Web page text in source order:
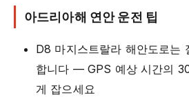
아드리아해 연안 운전 팁
D8 마지스트랄라 해안도로는
합니다 — GPS 예상 시간의
게 잡으세요